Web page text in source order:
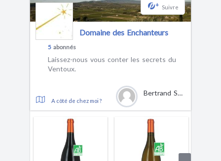
+ Suivre
Domaine des Enchanteurs
5 abonnés
Laissez-nous vous conter les secrets du
Ventoux.
A côté de chez moi ?
Bertrand Seube